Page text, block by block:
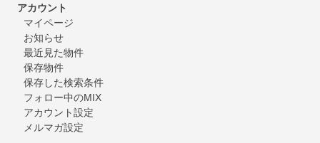
アカウント
マイページ
お知らせ
最近見た物件
保存物件
保存した検索条件
フォロー中のMIX
アカウント設定
メルマガ設定